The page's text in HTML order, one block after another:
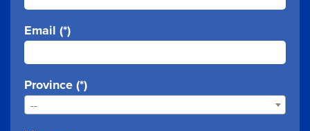
Email (*)
Province (*)
--